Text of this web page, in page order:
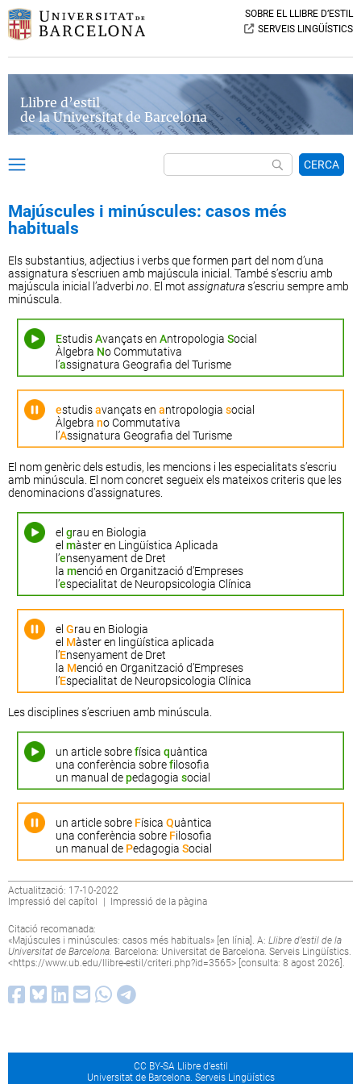
SOBRE EL LLIBRE D’ESTIL
SERVEIS LINGÜÍSTICS
Llibre d’estil
de la Universitat de Barcelona
CERCA
Majúscules i minúscules: casos més
habituals
Els substantius, adjectius i verbs que formen part del nom d’una
assignatura s’escriuen amb majúscula inicial. També s’escriu amb
majúscula inicial l’adverbi no. El mot assignaturas’escriu sempre amb
minúscula.
EstudisAvançats enAntropologiaSocial
Àlgebra No Commutativa
l’assignatura Geografia del Turisme
estudisavançats enantropologiasocial
Àlgebrano Commutativa
l’Assignatura Geografia del Turisme
El nom genèric dels estudis, les mencions i les especialitats s’escriu
amb minúscula. El nom concret segueix els mateixos criteris que les
denominacions d’assignatures.
elgrau en Biologia
elmàster en Lingüística Aplicada
l’ensenyament de Dret
lamenció en Organització d’Empreses
l’especialitat de Neuropsicologia Clínica
elGrau en Biologia
el Màster en lingüística aplicada
l’Ensenyament de Dret
la Menció en Organització d’Empreses
l’Especialitat de Neuropsicologia Clínica
Les disciplines s’escriuen amb minúscula.
un article sobrefísicaquàntica
una conferència sobrefilosofia
un manual depedagogiasocial
un article sobre FísicaQuàntica
una conferència sobre Filosofia
un manual de PedagogiaSocial
Actualització: 17-10-2022
Impressió del capítol
| Impressió de la pàgina
Citació recomanada:
«Majúscules i minúscules: casos més habituals» [en línia]. A: Llibre d’estil de la
Universitat de Barcelona. Barcelona: Universitat de Barcelona. Serveis Lingüístics.
<https://www.ub.edu/llibre-estil/criteri.php?id=3565> [consulta: 8 agost 2026].
CC BY-SA Llibre d’estil
Universitat de Barcelona. Serveis Lingüístics